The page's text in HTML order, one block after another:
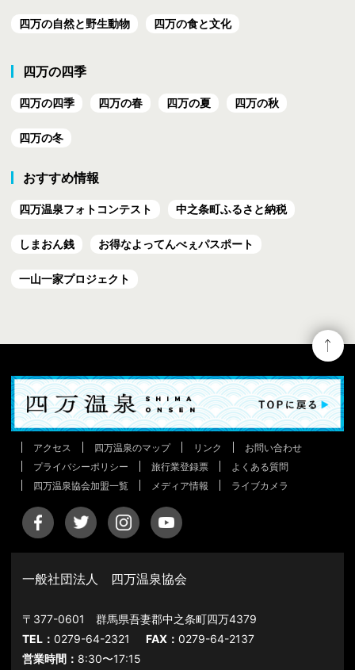
四万の自然と野生動物 四万の食と文化
四万の四季
四万の四季 四万の春 四万の夏 四万の秋
四万の冬
おすすめ情報
四万温泉フォトコンテスト 中之条町ふるさと納税
しまおん銭 お得なよってんべぇパスポート
一山一家プロジェクト
アクセス 四万温泉のマップ リンク
お問い合わせ
プライバシーポリシー
旅行業登録票
よくある質問
四万温泉協会加盟一覧
メディア情報 ライブカメラ
一般社団法人 四万温泉協会
〒377-0601 群馬県吾妻郡中之条町四万4379
TEL：0279-64-2321 FAX：0279-64-2137
営業時間： 8:30〜17:15